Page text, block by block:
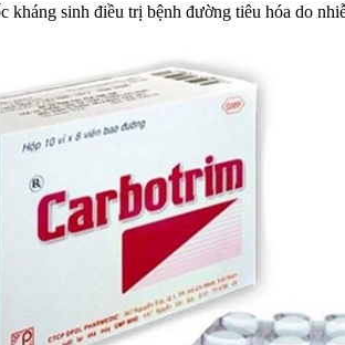
kháng sinh điều trị bệnh đường tiêu hóa do